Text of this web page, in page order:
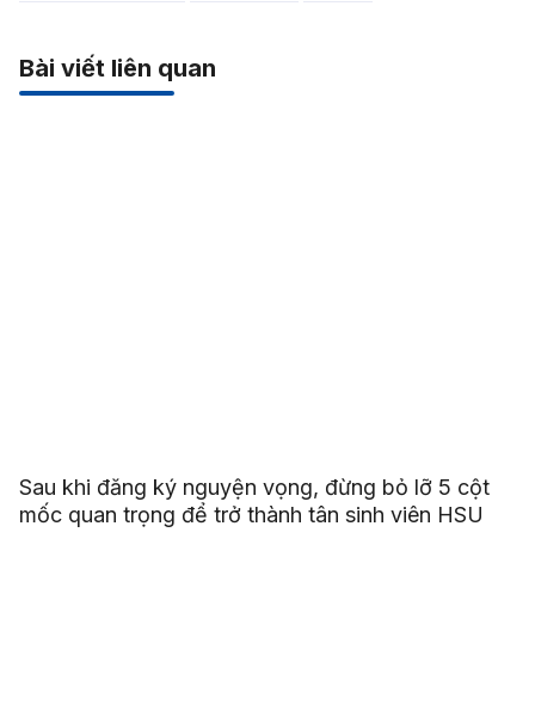
Bài viết liên quan
Sau khi đăng ký nguyện vọng, đừng bỏ lỡ 5 cột
mốc quan trọng để trở thành tân sinh viên HSU